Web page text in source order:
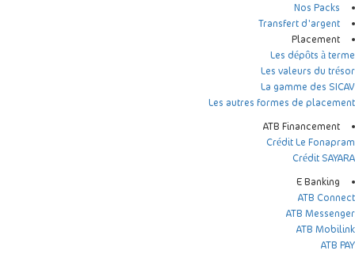
Nos Packs
Transfert d'argent
Placement
Les dépôts à terme
Les valeurs du trésor
La gamme des SICAV
Les autres formes de placement
ATB Financement
Crédit Le Fonapram
Crédit SAYARA
E Banking
ATB Connect
ATB Messenger
ATB Mobilink
ATB PAY